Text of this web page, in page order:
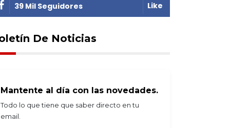
39 Mil Seguidores Like
De Noticias
Mantente al día con las novedades.
Todo lo que tiene que saber directo en tu
email.